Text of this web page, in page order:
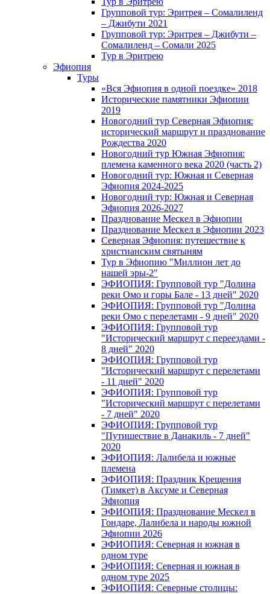
Групповой тур: Эритрея – Cомалиленд
– Джибути 2021
Групповой тур: Эритрея – Джибути –
Сомалиленд – Сомали 2025
Тур в Эритрею
Эфиопия
Туры
«Вся Эфиопия в одной поездке» 2018
Исторические памятники Эфиопии
2019
Новогодний тур Северная Эфиопия:
исторический маршрут и празднование
Рождества 2020
Новогодний тур Южная Эфиопия:
племена каменного века 2020 (часть 2)
Новогодний тур: Южная и Северная
Эфиопия 2024-2025
Новогодний тур: Южная и Северная
Эфиопия 2026-2027
Празднование Мескел в Эфиопии
Празднование Мескел в Эфиопии 2023
Северная Эфиопия: путешествие к
христианским святыням
Тур в Эфиопию "Миллион лет до
нашей эры-2"
ЭФИОПИЯ: Групповой тур "Долина
реки Омо и горы Бале - 13 дней" 2020
ЭФИОПИЯ: Групповой тур "Долина
реки Омо с перелетами - 9 дней" 2020
ЭФИОПИЯ: Групповой тур
"Исторический маршрут с переездами -
8 дней" 2020
ЭФИОПИЯ: Групповой тур
"Исторический маршрут с перелетами
- 11 дней" 2020
ЭФИОПИЯ: Групповой тур
"Исторический маршрут с перелетами
- 7 дней" 2020
ЭФИОПИЯ: Групповой тур
"Путишествие в Данакиль - 7 дней"
2020
ЭФИОПИЯ: Лалибела и южные
племена
ЭФИОПИЯ: Праздник Крещения
(Тимкет) в Аксуме и Северная
Эфиопия
ЭФИОПИЯ: Празднование Мескел в
Гондаре, Лалибела и народы южной
Эфиопии 2026
ЭФИОПИЯ: Северная и южная в
одном туре
ЭФИОПИЯ: Северная и южная в
одном туре 2025
ЭФИОПИЯ: Северные столицы: